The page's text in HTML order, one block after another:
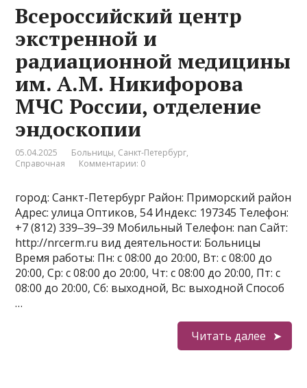
Всероссийский центр
экстренной и
радиационной медицины
им. А.М. Никифорова
МЧС России, отделение
эндоскопии
05.04.2025 Больницы, Санкт-Петербург,
Справочная
Комментарии: 0
город: Санкт-Петербург Район: Приморский район
Адрес: улица Оптиков, 54 Индекс: 197345 Телефон:
+7 (812) 339‒39‒39 Мобильный Телефон: nan Сайт:
http://nrcerm.ru вид деятельности: Больницы
Время работы: Пн: с 08:00 до 20:00, Вт: с 08:00 до
20:00, Ср: с 08:00 до 20:00, Чт: с 08:00 до 20:00, Пт: с
08:00 до 20:00, Сб: выходной, Вс: выходной Способ
…
Читать далее